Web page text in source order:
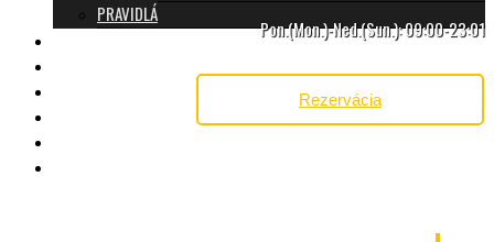
Pon.(Mon.)-Ned.(Sun.): 09:00-23:01
Rezervácia
PRAVIDLÁ